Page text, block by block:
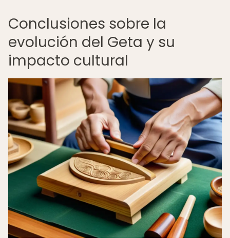
Conclusiones sobre la
evolución del Geta y su
impacto cultural